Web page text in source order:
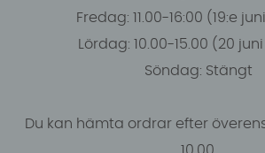
Fredag: 11.00-16:00 (19:e
Lördag: 10.00-15.00 (20
Söndag: Stängt
Du kan hämta ordrar efter